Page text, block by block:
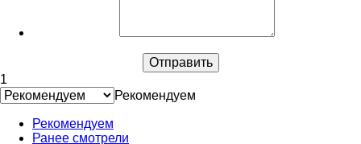
1
Рекомендуем
Рекомендуем
Ранее смотрели